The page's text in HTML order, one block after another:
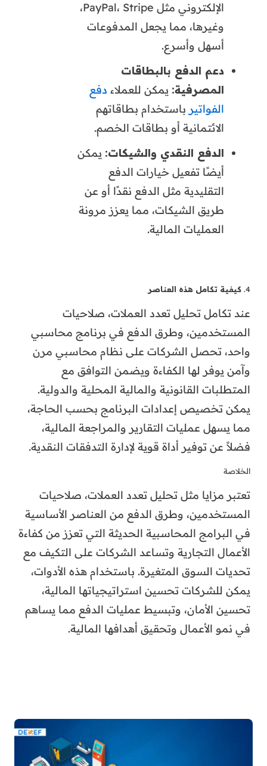
الإلكتروني مثل PayPal، Stripe،
وغيرها، مما يجعل المدفوعات
أسهل وأسرع.
دعم الدفع بالبطاقات
المصرفية: يمكن للعملاء دفع
الفواتير باستخدام بطاقاتهم
الائتمانية أو بطاقات الخصم.
الدفع النقدي والشيكات: يمكن
أيضًا تفعيل خيارات الدفع
التقليدية مثل الدفع نقدًا أو عن
طريق الشيكات، مما يعزز مرونة
العمليات المالية.
4. كيفية تكامل هذه العناصر
عند تكامل تحليل تعدد العملات، صلاحيات
المستخدمين، وطرق الدفع في برنامج محاسبي
واحد، تحصل الشركات على نظام محاسبي مرن
وآمن يوفر لها الكفاءة ويضمن التوافق مع
المتطلبات القانونية والمالية المحلية والدولية.
يمكن تخصيص إعدادات البرنامج بحسب الحاجة،
مما يسهل عمليات التقارير والمراجعة المالية،
فضلاً عن توفير أداة قوية لإدارة التدفقات النقدية.
الخلاصة
تعتبر مزايا مثل تحليل تعدد العملات، صلاحيات
المستخدمين، وطرق الدفع من العناصر الأساسية
في البرامج المحاسبية الحديثة التي تعزز من كفاءة
الأعمال التجارية وتساعد الشركات على التكيف مع
تحديات السوق المتغيرة. باستخدام هذه الأدوات،
يمكن للشركات تحسين استراتيجياتها المالية،
تحسين الأمان، وتبسيط عمليات الدفع مما يساهم
في نمو الأعمال وتحقيق أهدافها المالية.